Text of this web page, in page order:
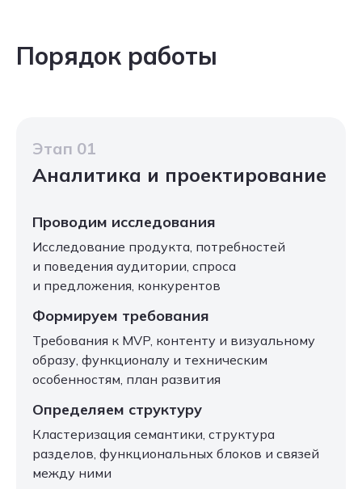
Порядок работы
Этап 01
Аналитика и проектирование
Проводим исследования
Исследование продукта, потребностей
и поведения аудитории, спроса
и предложения, конкурентов
Формируем требования
Требования к MVP, контенту и визуальному
образу, функционалу и техническим
особенностям, план развития
Определяем структуру
Кластеризация семантики, структура
разделов, функциональных блоков и связей
между ними